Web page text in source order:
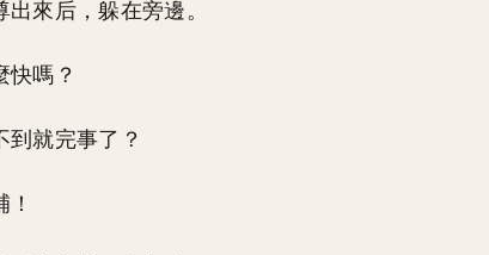
來后，躲在旁邊。
快嗎？
到就完事了？